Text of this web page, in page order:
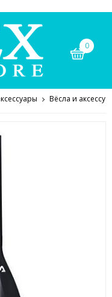
0
Вёсла и